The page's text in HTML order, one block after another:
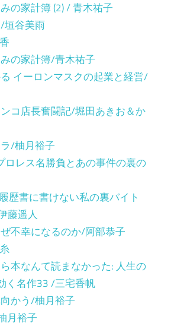
の家計簿 (2) / 青木祐子
垣谷美雨
の家計簿/青木祐子
イーロンマスクの起業と経営/
コ店長奮闘記/堀田あきお＆か
/柚月裕子
ロレス名勝負とあの事件の裏の
歴書に書けない私の裏バイト
藤遥人
不幸になるのか/阿部恭子
本なんて読まなかった: 人生の
く名作33 /三宅香帆
かう/柚月裕子
月裕子